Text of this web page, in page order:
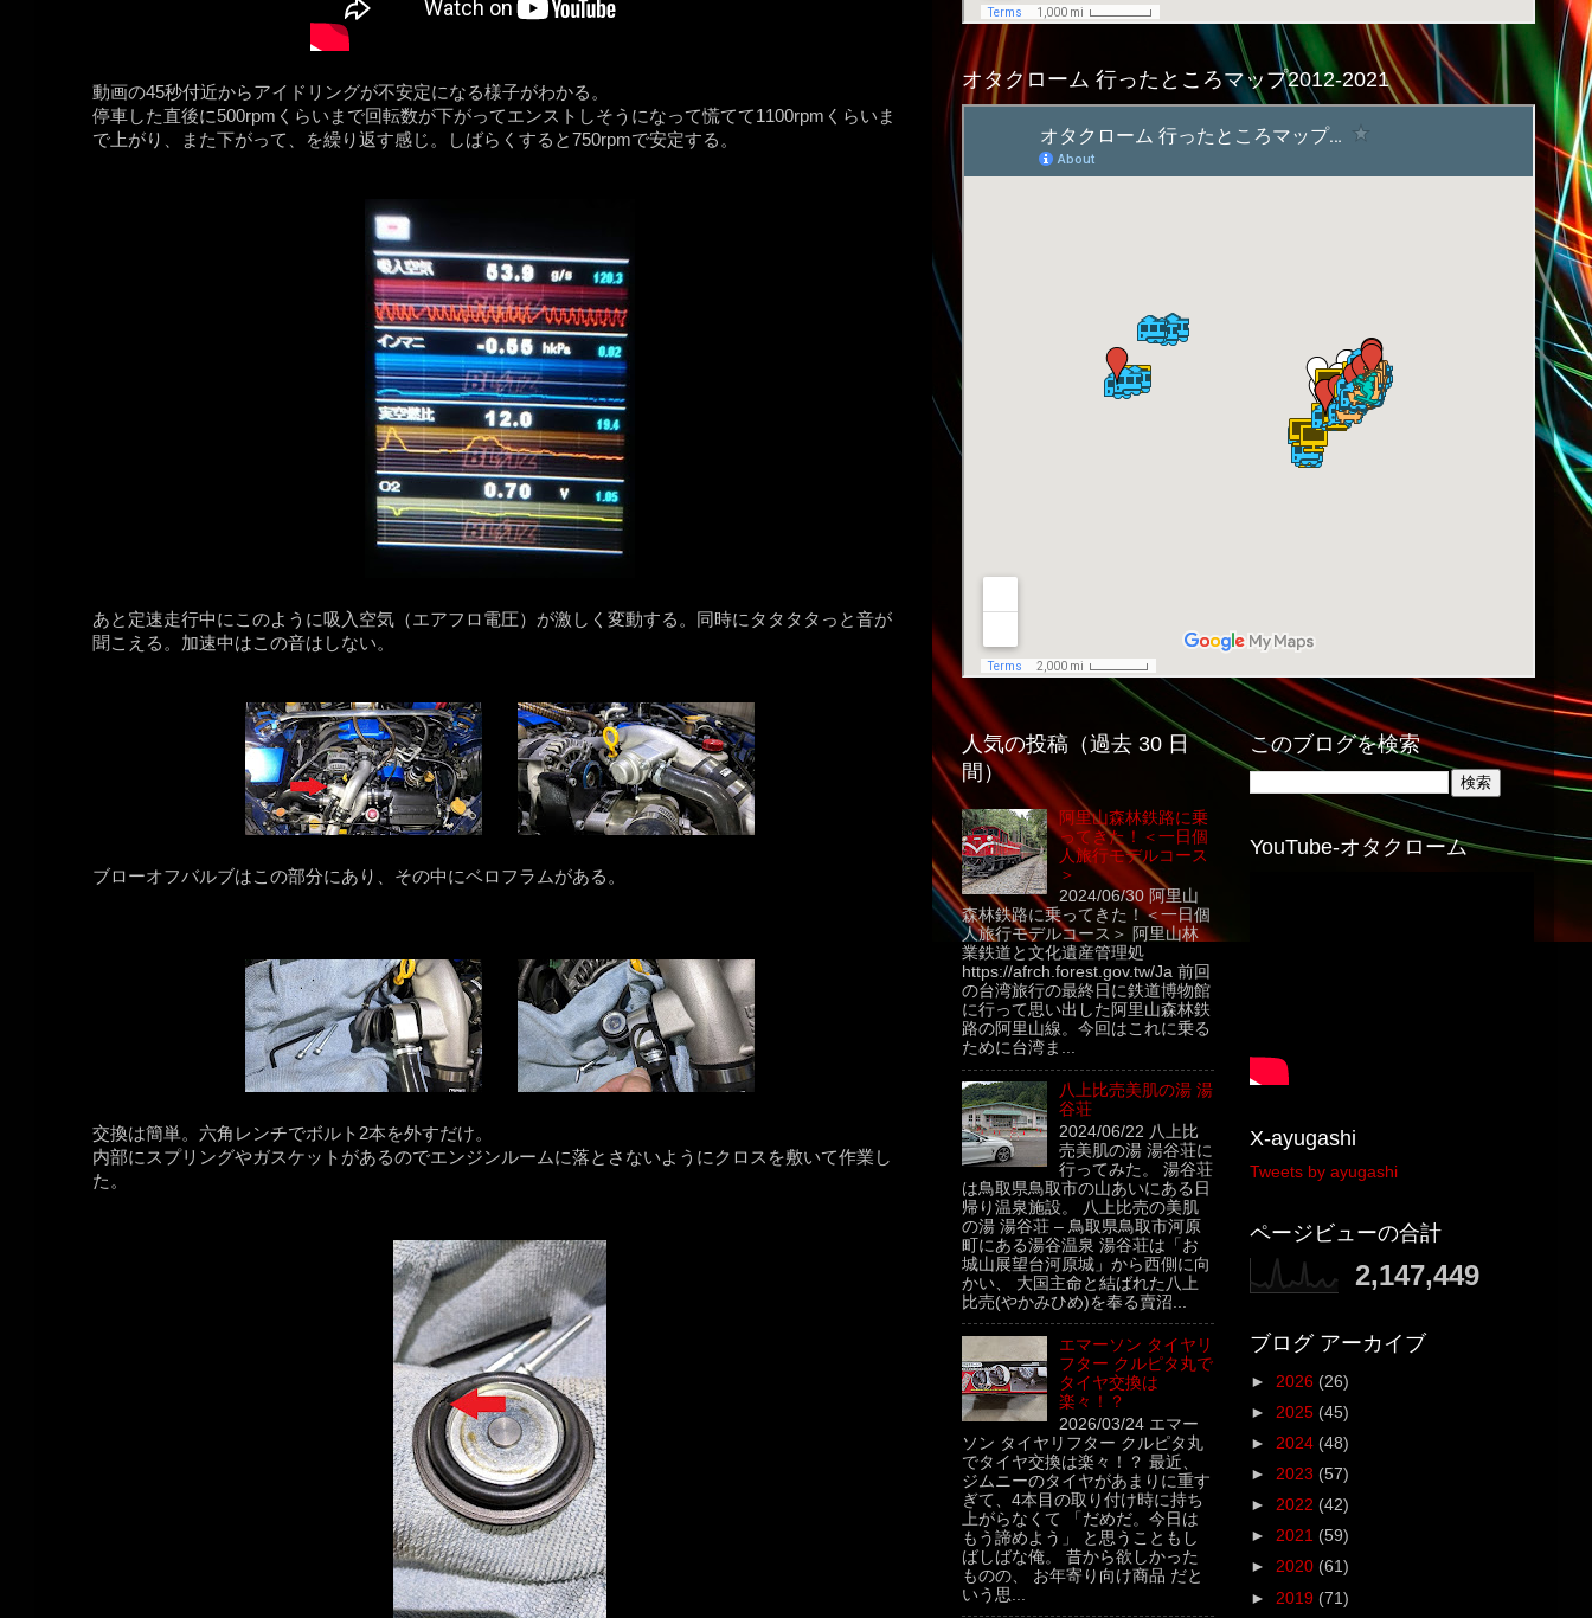
動画の45秒付近からアイドリングが不安定になる様子がわかる。
停車した直後に500rpmくらいまで回転数が下がってエンストしそうになって慌てて1100rpmくらいま
で上がり、また下がって、を繰り返す感じ。しばらくすると750rpmで安定する。
あと定速走行中にこのように吸入空気（エアフロ電圧）が激しく変動する。同時にタタタタっと音が
聞こえる。加速中はこの音はしない。
ブローオフバルブはこの部分にあり、その中にベロフラムがある。
交換は簡単。六角レンチでボルト2本を外すだけ。
内部にスプリングやガスケットがあるのでエンジンルームに落とさないようにクロスを敷いて作業し
た。
オタクローム 行ったところマップ2012-2021
人気の投稿（過去 30 日
間）
阿里山森林鉄路に乗
ってきた！＜一日個
人旅行モデルコース
＞
2024/06/30 阿里山
森林鉄路に乗ってきた！＜一日個
人旅行モデルコース＞ 阿里山林
業鉄道と文化遺産管理処
https://afrch.forest.gov.tw/Ja 前回
の台湾旅行の最終日に鉄道博物館
に行って思い出した阿里山森林鉄
路の阿里山線。今回はこれに乗る
ために台湾ま...
八上比売美肌の湯 湯
谷荘
2024/06/22 八上比
売美肌の湯 湯谷荘に
行ってみた。 湯谷荘
は鳥取県鳥取市の山あいにある日
帰り温泉施設。 八上比売の美肌
の湯 湯谷荘 – 鳥取県鳥取市河原
町にある湯谷温泉 湯谷荘は「お
城山展望台河原城」から西側に向
かい、 大国主命と結ばれた八上
比売(やかみひめ)を奉る賣沼...
エマーソン タイヤリ
フター クルピタ丸で
タイヤ交換は
楽々！？
2026/03/24 エマー
ソン タイヤリフター クルピタ丸
でタイヤ交換は楽々！？ 最近、
ジムニーのタイヤがあまりに重す
ぎて、4本目の取り付け時に持ち
上がらなくて 「だめだ。今日は
もう諦めよう」 と思うこともし
ばしばな俺。 昔から欲しかった
ものの、 お年寄り向け商品 だと
いう思...
このブログを検索
YouTube-オタクローム
X-ayugashi
Tweets by ayugashi
ページビューの合計
2,147,449
ブログ アーカイブ
► 2026 (26)
► 2025 (45)
► 2024 (48)
► 2023 (57)
► 2022 (42)
► 2021 (59)
► 2020 (61)
► 2019 (71)